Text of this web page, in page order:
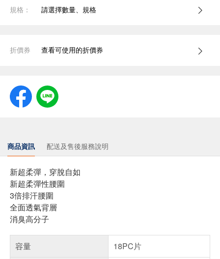
規格： 請選擇數量、規格
折價券 查看可使用的折價券
商品資訊 配送及售後服務說明
新超柔彈，穿脫自如
新超柔彈性腰圍
3倍排汗腰圍
全面透氣背層
消臭高分子
容量
18PC片